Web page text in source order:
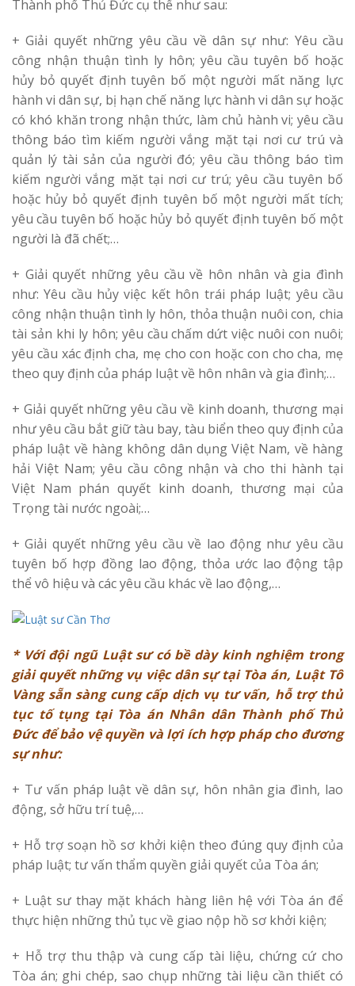
Thành phố Thủ Đức cụ thể như sau:
+ Giải quyết những yêu cầu về dân sự như: Yêu cầu
công nhận thuận tình ly hôn; yêu cầu tuyên bố hoặc
hủy bỏ quyết định tuyên bố một người mất năng lực
hành vi dân sự, bị hạn chế năng lực hành vi dân sự hoặc
có khó khăn trong nhận thức, làm chủ hành vi; yêu cầu
thông báo tìm kiếm người vắng mặt tại nơi cư trú và
quản lý tài sản của người đó; yêu cầu thông báo tìm
kiếm người vắng mặt tại nơi cư trú; yêu cầu tuyên bố
hoặc hủy bỏ quyết định tuyên bố một người mất tích;
yêu cầu tuyên bố hoặc hủy bỏ quyết định tuyên bố một
người là đã chết;…
+ Giải quyết những yêu cầu về hôn nhân và gia đình
như: Yêu cầu hủy việc kết hôn trái pháp luật; yêu cầu
công nhận thuận tình ly hôn, thỏa thuận nuôi con, chia
tài sản khi ly hôn; yêu cầu chấm dứt việc nuôi con nuôi;
yêu cầu xác định cha, mẹ cho con hoặc con cho cha, mẹ
theo quy định của pháp luật về hôn nhân và gia đình;…
+ Giải quyết những yêu cầu về kinh doanh, thương mại
như yêu cầu bắt giữ tàu bay, tàu biển theo quy định của
pháp luật về hàng không dân dụng Việt Nam, về hàng
hải Việt Nam; yêu cầu công nhận và cho thi hành tại
Việt Nam phán quyết kinh doanh, thương mại của
Trọng tài nước ngoài;…
+ Giải quyết những yêu cầu về lao động như yêu cầu
tuyên bố hợp đồng lao động, thỏa ước lao động tập
thể vô hiệu và các yêu cầu khác về lao động,…
* Với đội ngũ Luật sư có bề dày kinh nghiệm trong
giải quyết những vụ việc dân sự tại Tòa án, Luật Tô
Vàng sẵn sàng cung cấp dịch vụ tư vấn, hỗ trợ thủ
tục tố tụng tại Tòa án Nhân dân Thành phố Thủ
Đức để bảo vệ quyền và lợi ích hợp pháp cho đương
sự như:
+ Tư vấn pháp luật về dân sự, hôn nhân gia đình, lao
động, sở hữu trí tuệ,…
+ Hỗ trợ soạn hồ sơ khởi kiện theo đúng quy định của
pháp luật; tư vấn thẩm quyền giải quyết của Tòa án;
+ Luật sư thay mặt khách hàng liên hệ với Tòa án để
thực hiện những thủ tục về giao nộp hồ sơ khởi kiện;
+ Hỗ trợ thu thập và cung cấp tài liệu, chứng cứ cho
Tòa án; ghi chép, sao chụp những tài liệu cần thiết có